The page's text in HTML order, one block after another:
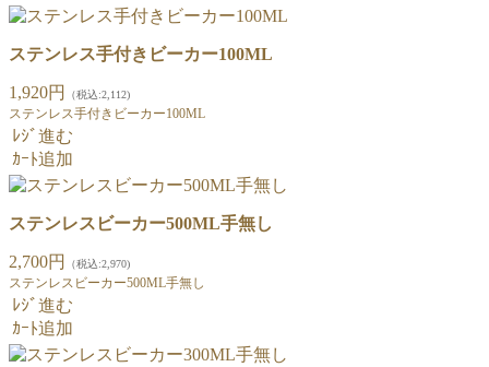
ステンレス手付きビーカー100ML
1,920円 （税込:2,112)
ステンレス手付きビーカー100ML
ﾚｼﾞ進む
ｶｰﾄ追加
ステンレスビーカー500ML手無し
2,700円 （税込:2,970)
ステンレスビーカー500ML手無し
ﾚｼﾞ進む
ｶｰﾄ追加